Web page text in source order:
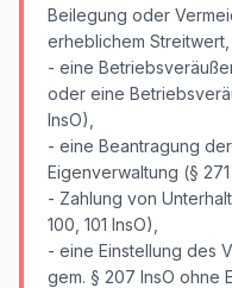
Beilegung oder
erheblichem Streitwert,
- eine
oder eine
InsO),
- eine Beantragung
Eigenverwaltung (§ 271
- Zahlung von
100, 101 InsO),
- eine Einstellung des
gem. § 207 InsO ohne